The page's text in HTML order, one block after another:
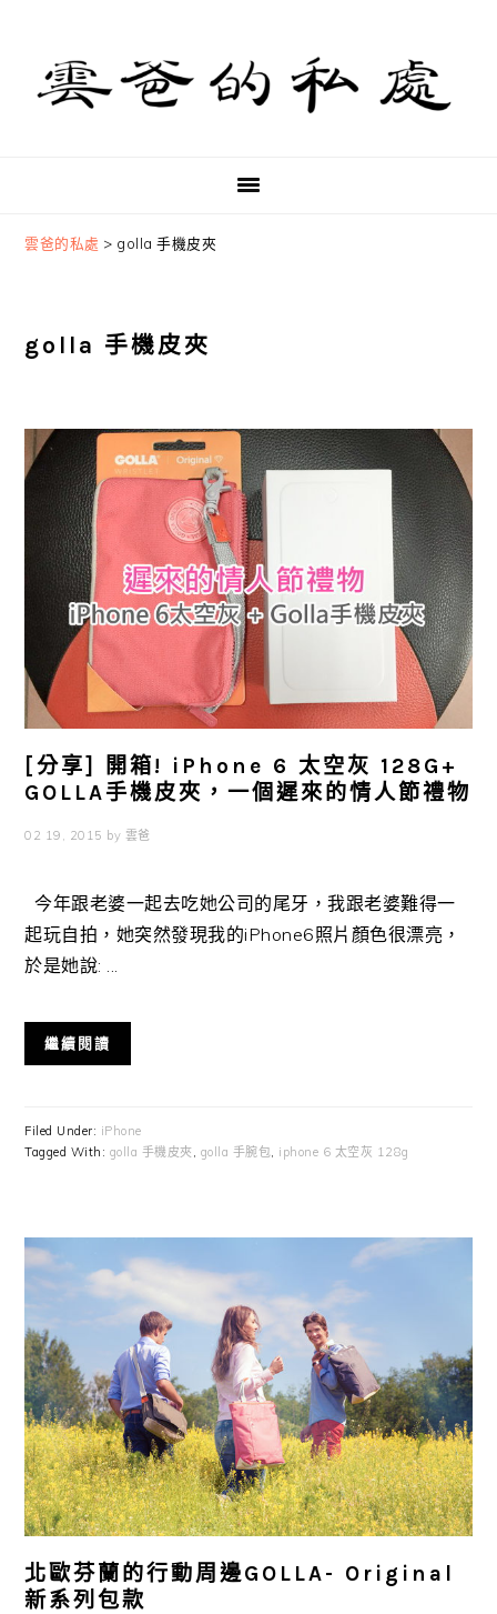
primary
navigation
content
primary
sidebar
雲爸的私處 > golla 手機皮夾
golla 手機皮夾
[分享] 開箱! iPhone 6 太空灰 128G+
GOLLA手機皮夾，一個遲來的情人節禮物
02 19, 2015 by 雲爸
今年跟老婆一起去吃她公司的尾牙，我跟老婆難得一
起玩自拍，她突然發現我的iPhone6照片顏色很漂亮，
於是她說: ...
繼續閱讀
Filed Under: iPhone
Tagged With: golla 手機皮夾, golla 手腕包, iphone 6 太空灰 128g
北歐芬蘭的行動周邊GOLLA- Original
新系列包款